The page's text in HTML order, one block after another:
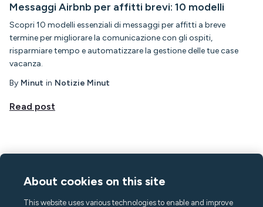
Messaggi Airbnb per affitti brevi: 10 modelli
Scopri 10 modelli essenziali di messaggi per affitti a breve
termine per migliorare la comunicazione con gli ospiti,
risparmiare tempo e automatizzare la gestione delle tue case
vacanza.
By Minut in Notizie Minut
Read post
About cookies on this site
This website uses various technologies to enable and improve